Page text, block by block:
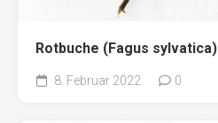
Rotbuche (Fagus sylvatica)
8. Februar 2022 0